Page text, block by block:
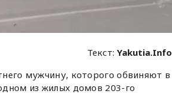
Текст:Yakutia.Info
мужчину, которого обвиняют в
из жилых домов 203-го